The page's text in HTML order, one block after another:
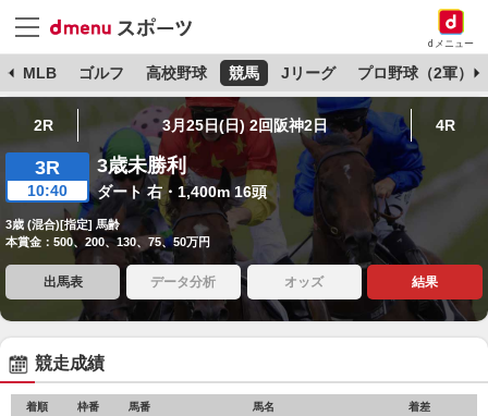
dメニュー
MLB ゴルフ 高校野球 競馬 Jリーグ プロ野球（2軍）
2R 3月25日(日) 2回阪神2日 4R
3R
10:40
3歳未勝利
ダート 右・1,400m 16頭
3歳 (混合)[指定] 馬齢
本賞金：500、200、130、75、50万円
出馬表 データ分析 オッズ 結果
競走成績
着順 枠番 馬番 馬名 着差